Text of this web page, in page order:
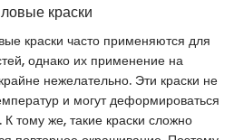
краски
краски часто применяются для
однако их применение на
нежелательно. Эти краски не
и могут деформироваться
К тому же, такие краски сложно